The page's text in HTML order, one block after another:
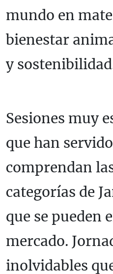
mundo en
bienestar
y
Sesiones muy
que han
comprendan
categorías de
que se pueden
mercado.
inolvidables